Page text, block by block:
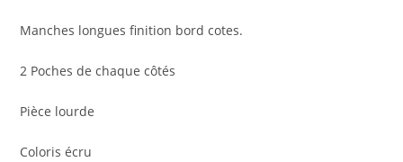
Manches longues finition bord cotes.
2 Poches de chaque côtés
Pièce lourde
Coloris écru